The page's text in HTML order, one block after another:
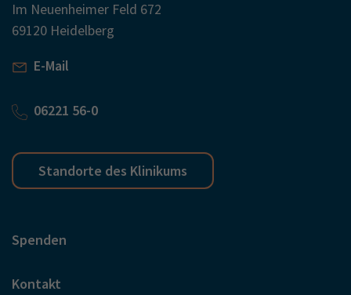
Im Neuenheimer Feld 672
69120 Heidelberg
E-Mail
06221 56-0
Standorte des Klinikums
Spenden
Kontakt